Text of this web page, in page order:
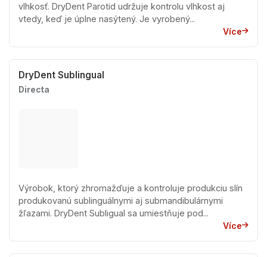
vlhkosť. DryDent Parotid udržuje kontrolu vlhkost aj
vtedy, keď je úplne nasýtený. Je vyrobený...
Více
DryDent Sublingual
Directa
Výrobok, ktorý zhromažďuje a kontroluje produkciu slín
produkovanú sublinguálnymi aj submandibulárnymi
žľazami. DryDent Subligual sa umiestňuje pod...
Více